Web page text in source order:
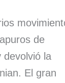
de
devolvió la
El gran